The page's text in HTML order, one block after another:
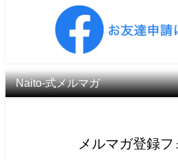
Naito-式メルマガ
メルマガ登録フ